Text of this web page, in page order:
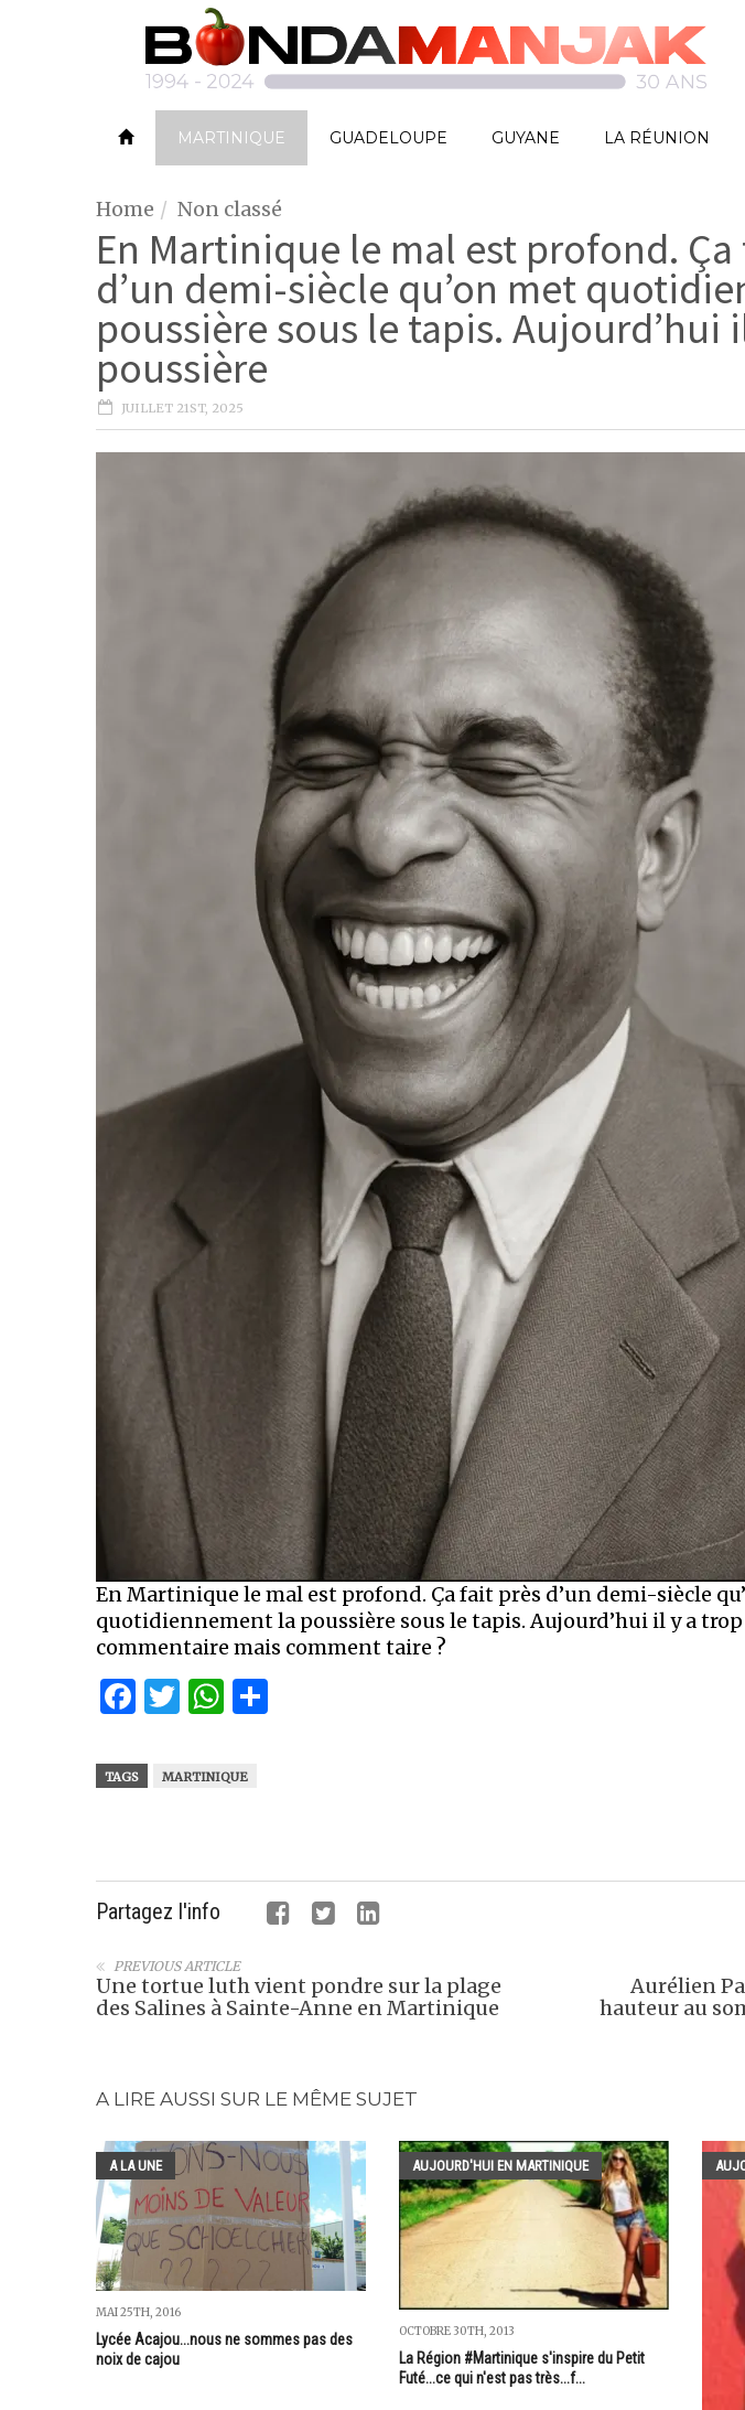
MARTINIQUE GUADELOUPE GUYANE LA RÉUNION
Home Non classé
En Martinique le mal est profond.
d’un demi-siècle qu’on met
poussière sous le tapis. Aujourd’hui
poussière
JUILLET 21ST, 2025
En Martinique le mal est profond. Ça fait près d’un demi-siècle
quotidiennement la poussière sous le tapis. Aujourd’hui il y a trop
commentaire mais comment taire ?
Facebook
Twitter
WhatsApp
TAGS MARTINIQUE
Partagez l'info
Aurélien
hauteur au
PREVIOUS ARTICLE
Une tortue luth vient pondre sur la plage
des Salines à Sainte-Anne en Martinique
A LIRE AUSSI SUR LE MÊME SUJET
A LA UNE
MAI 25TH, 2016
Lycée Acajou...nous ne sommes pas des
noix de cajou
AUJOURD'HUI EN MARTINIQUE
OCTOBRE 30TH, 2013
La Région #Martinique s'inspire du Petit
Futé...ce qui n'est pas très...f...